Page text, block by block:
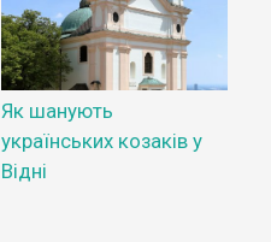
Як шанують
українських козаків у
Відні